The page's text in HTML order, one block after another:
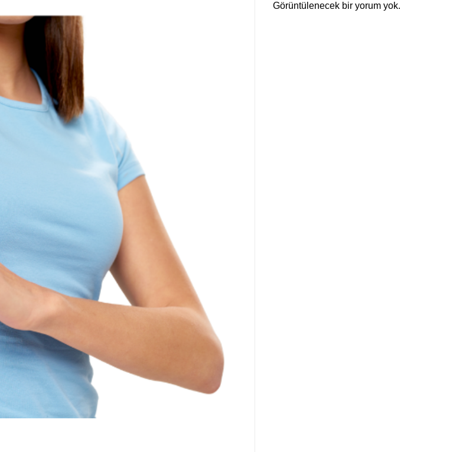
Görüntülenecek bir yorum yok.